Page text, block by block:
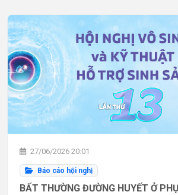
27/06/2026 20:01
Báo cáo hội nghị
BẤT THƯỜNG ĐƯỜNG HUYẾT Ở